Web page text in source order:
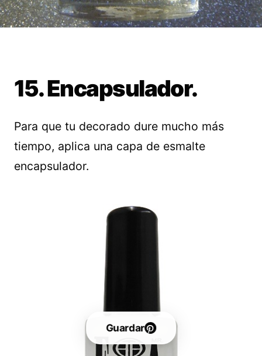
15. Encapsulador.
Para que tu decorado dure mucho más
tiempo, aplica una capa de esmalte
encapsulador.
Guardar